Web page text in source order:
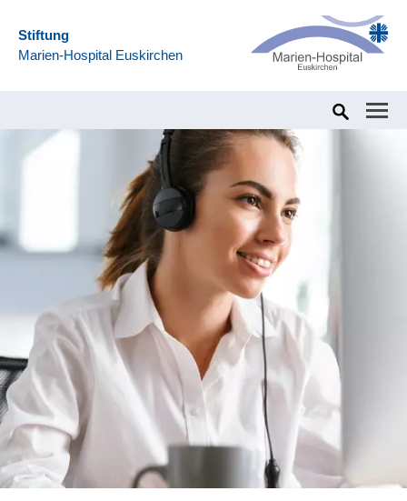
Stiftung
Marien-Hospital Euskirchen
Home Jobs & Karriere Berufserfahrene & Berufseinsteiger